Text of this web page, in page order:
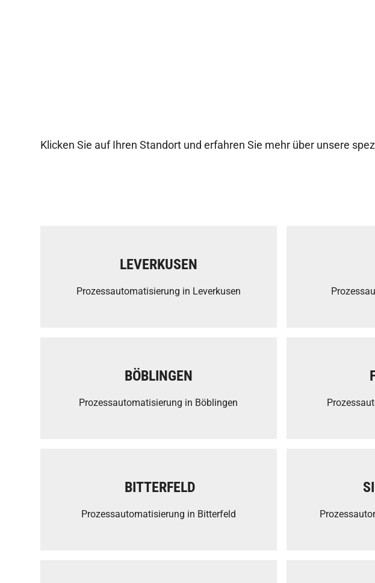
Klicken Sie auf Ihren Standort und erfahren Sie mehr über unsere
LEVERKUSEN
Prozessautomatisierung in Leverkusen
BÖBLINGEN
Prozessautomatisierung in Böblingen
BITTERFELD
Prozessautomatisierung in Bitterfeld